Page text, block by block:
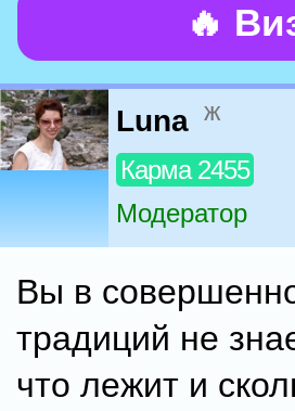
🔥
Luna ж
Карма 2455
Модератор
Вы в
традиций не
что лежит и